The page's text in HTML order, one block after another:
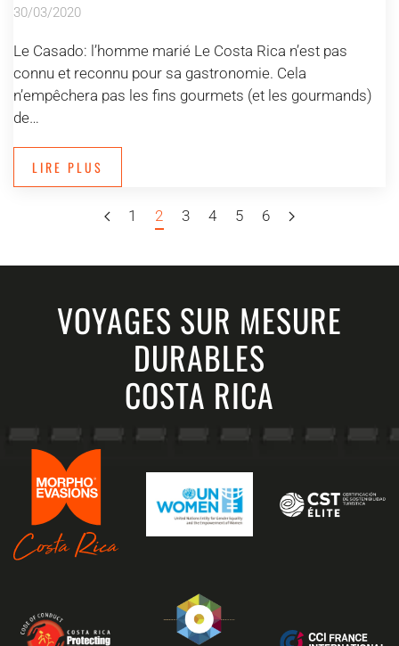
30/03/2020
Le Casado: l’homme marié Le Costa Rica n’est pas
connu et reconnu pour sa gastronomie. Cela
n’empêchera pas les fins gourmets (et les gourmands)
de…
LIRE PLUS
1 2 3 4 5 6
VOYAGES SUR MESURE
DURABLES
COSTA RICA